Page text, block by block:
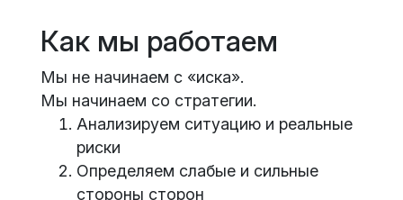
Как мы работаем
Мы не начинаем с «иска».
Мы начинаем со стратегии.
Анализируем ситуацию и реальные
риски
Определяем слабые и сильные
стороны сторон